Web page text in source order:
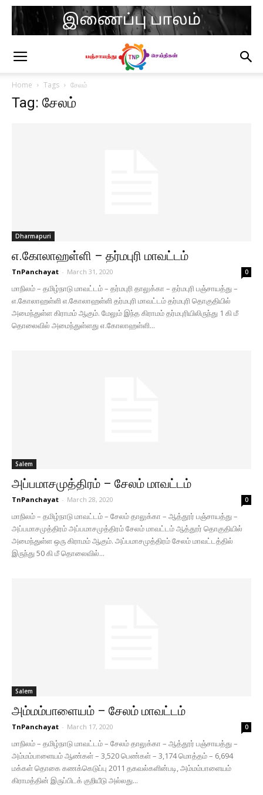
Home Tags சேலம்
Tag: சேலம்
Dharmapuri
எ.கோலாஹள்ளி – தர்மபுரி மாவட்டம்
TnPanchayat - March 31, 2020 0
மாநிலம் – தமிழ்நாடு மாவட்டம் – தர்மபுரி தாலுக்கா – தர்மபுரி பஞ்சாயத்து –
எ.கோலாஹள்ளி எ.கோலாஹள்ளி தர்மபுரி மாவட்டம் தர்மபுரி தொகுதியில்
அமைந்துள்ள கிராமம் ஆகும். மேலும் இந்த கிராமம் தர்மபுரியிலிருந்து 1 கி மீ
தொலைவில் அமைந்துள்ளது எ.கோலாஹள்ளி...
Salem
அப்பமாசமுத்திரம் – சேலம் மாவட்டம்
TnPanchayat - March 28, 2020 0
மாநிலம் – தமிழ்நாடு மாவட்டம் – சேலம் தாலுக்கா – ஆத்தூர் பஞ்சாயத்து –
அப்பமாசமுத்திரம் அப்பமாசமுத்திரம் சேலம் மாவட்டம் ஆத்தூர் தொகுதியில்
அமைந்துள்ள ஒரு கிராமம் ஆகும். அப்பமாசமுத்திரம் சேலம் மாவட்டத்தில்
இருந்து 50 கி மீ தொலைவில்...
Salem
அம்மம்பாளையம் – சேலம் மாவட்டம்
TnPanchayat - March 17, 2020 0
மாநிலம் – தமிழ்நாடு மாவட்டம் – சேலம் தாலுக்கா – ஆத்தூர் பஞ்சாயத்து –
அம்மம்பாளையம் ஆண்கள் – 3,520 பெண்கள் – 3,174 மொத்தம் – 6,694
மக்கள் தொகை கணக்கெடுப்பு 2011 தகவல்களின்படி, அம்மம்பாளையம்
கிராமத்தின் இருப்பிடக் குறியீடு அல்லது...